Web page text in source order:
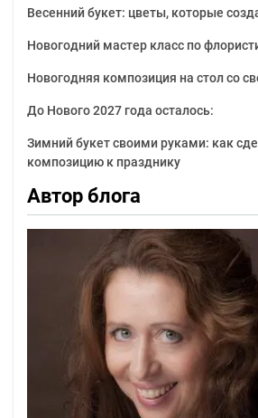
Весенний букет: цветы, которые
Новогодний мастер класс по
Новогодняя композиция на стол со
До Нового 2027 года осталось:
Зимний букет своими руками: как
композицию к празднику
Автор блога